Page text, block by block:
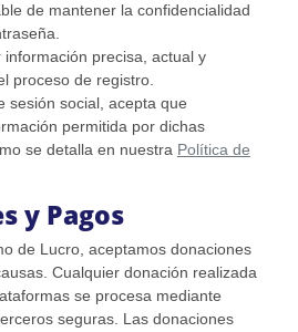
de mantener la confidencialidad
precisa, actual y
proceso de registro.
sesión social, acepta que
permitida por dichas
se detalla en nuestra Política de
y Pagos
de Lucro, aceptamos donaciones
Cualquier donación realizada
se procesa mediante
seguras. Las donaciones